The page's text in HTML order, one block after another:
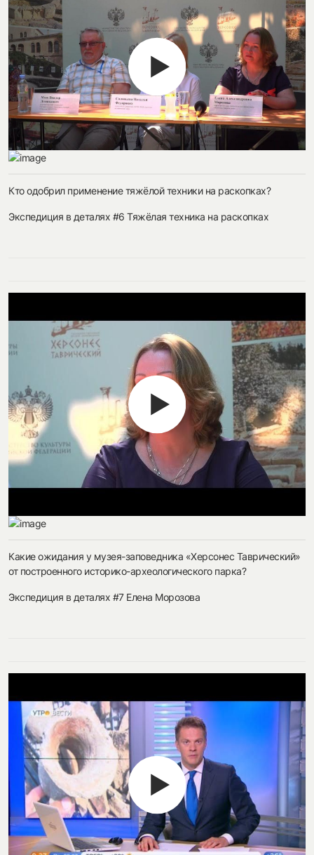
Кто одобрил применение тяжёлой техники на раскопках?
Экспедиция в деталях #6 Тяжёлая техника на раскопках
Какие ожидания у музея-заповедника «Херсонес Таврический»
от построенного историко-археологического парка?
Экспедиция в деталях #7 Елена Морозова